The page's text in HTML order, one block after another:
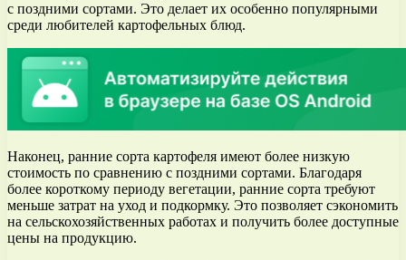
с поздними сортами. Это делает их особенно популярными
среди любителей картофельных блюд.
Наконец, ранние сорта картофеля имеют более низкую
стоимость по сравнению с поздними сортами. Благодаря
более короткому периоду вегетации, ранние сорта требуют
меньше затрат на уход и подкормку. Это позволяет сэкономить
на сельскохозяйственных работах и получить более доступные
цены на продукцию.